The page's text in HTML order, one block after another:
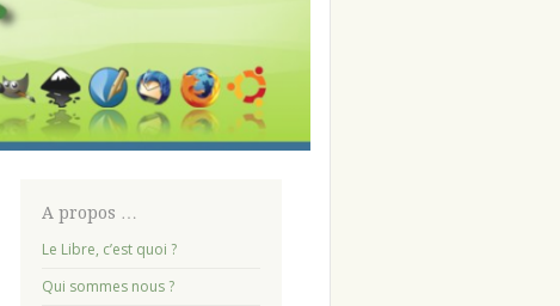
A propos …
Le Libre, c’est quoi ?
Qui sommes nous ?